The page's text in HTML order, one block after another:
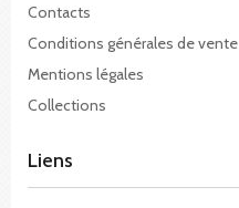
Contacts
Conditions générales de vente
Mentions légales
Collections
Liens